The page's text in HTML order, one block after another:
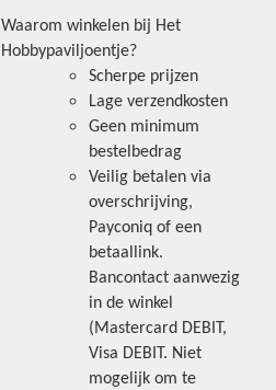
Waarom winkelen bij Het
Hobbypaviljoentje?
Scherpe prijzen
Lage verzendkosten
Geen minimum
bestelbedrag
Veilig betalen via
overschrijving,
Payconiq of een
betaallink.
Bancontact aanwezig
in de winkel
(Mastercard DEBIT,
Visa DEBIT. Niet
mogelijk om te